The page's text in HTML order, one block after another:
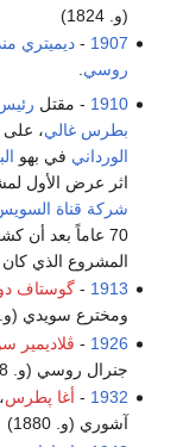
(و. 1824)
1907
-ديميتري
روسي
1910 - مقتل
بطرس غالي، على
الورداني في بهو
اثر عرض الأول
شركة قناة السويس
70 عاماً بعد أن
المشروع الذي
1913
-گوستاف دو
ومخترع سويدي (و.
1926
- ڤلاديمير
جنرال روسي (و. 1848)
1932
- أغا پطرس
آشوري (و. 1880)